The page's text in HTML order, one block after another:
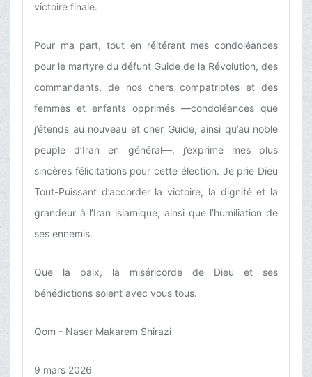
victoire finale.
Pour ma part, tout en réitérant mes condoléances
pour le martyre du défunt Guide de la Révolution, des
commandants, de nos chers compatriotes et des
femmes et enfants opprimés —condoléances que
j’étends au nouveau et cher Guide, ainsi qu’au noble
peuple d’Iran en général—, j’exprime mes plus
sincères félicitations pour cette élection. Je prie Dieu
Tout-Puissant d’accorder la victoire, la dignité et la
grandeur à l’Iran islamique, ainsi que l’humiliation de
ses ennemis.
Que la paix, la miséricorde de Dieu et ses
bénédictions soient avec vous tous.
Qom - Naser Makarem Shirazi
9 mars 2026